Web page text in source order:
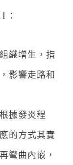
織增生，指
影響走路和
據發炎程
的方式其實
彎曲內嵌，